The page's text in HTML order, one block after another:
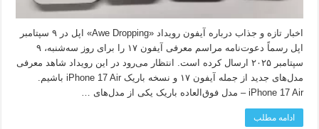
اخبار تازه و جذاب درباره آیفون رویداد «Awe Dropping» اپل در ۹ سپتامبر
اپل رسماً دعوت‌نامه مراسم معرفی آیفون ۱۷ را برای روز سه‌شنبه، ۹
سپتامبر ۲۰۲۵ ارسال کرده است. انتظار می‌رود در این رویداد شاهد معرفی
مدل‌های جدید از جمله آیفون ۱۷ و نسخه باریک iPhone 17 Air باشیم.
iPhone 17 Air – مدل فوق‌العاده باریک یکی از مدل‌های …
ادامه مطلب